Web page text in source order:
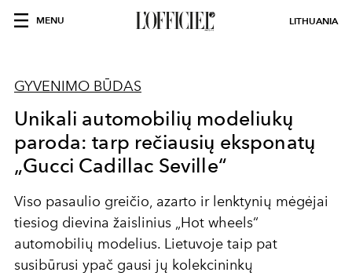
MENU LITHUANIA
GYVENIMO BŪDAS
Unikali automobilių modeliukų
paroda: tarp rečiausių eksponatų
„Gucci Cadillac Seville“
Viso pasaulio greičio, azarto ir lenktynių mėgėjai
tiesiog dievina žaislinius „Hot wheels“
automobilių modelius. Lietuvoje taip pat
susibūrusi ypač gausi jų kolekcininkų